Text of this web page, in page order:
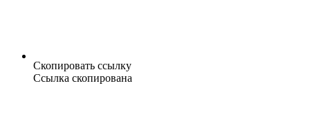
Скопировать ссылку
Ссылка скопирована